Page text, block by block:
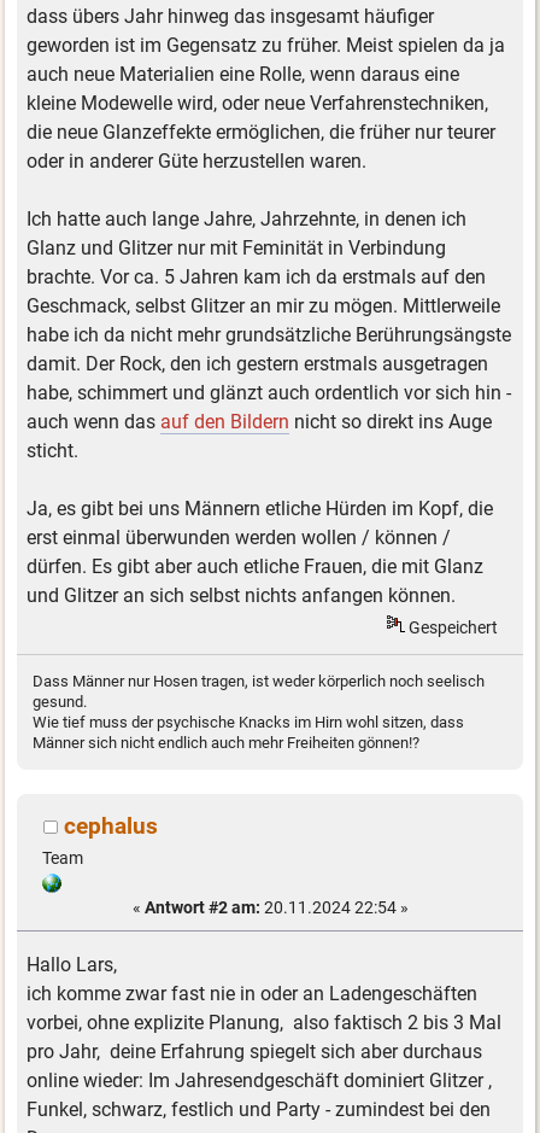
dass übers Jahr hinweg das insgesamt häufiger
geworden ist im Gegensatz zu früher. Meist spielen da ja
auch neue Materialien eine Rolle, wenn daraus eine
kleine Modewelle wird, oder neue Verfahrenstechniken,
die neue Glanzeffekte ermöglichen, die früher nur teurer
oder in anderer Güte herzustellen waren.
Ich hatte auch lange Jahre, Jahrzehnte, in denen ich
Glanz und Glitzer nur mit Feminität in Verbindung
brachte. Vor ca. 5 Jahren kam ich da erstmals auf den
Geschmack, selbst Glitzer an mir zu mögen. Mittlerweile
habe ich da nicht mehr grundsätzliche Berührungsängste
damit. Der Rock, den ich gestern erstmals ausgetragen
habe, schimmert und glänzt auch ordentlich vor sich hin -
auch wenn das auf den Bildern nicht so direkt ins Auge
sticht.
Ja, es gibt bei uns Männern etliche Hürden im Kopf, die
erst einmal überwunden werden wollen / können /
dürfen. Es gibt aber auch etliche Frauen, die mit Glanz
und Glitzer an sich selbst nichts anfangen können.
Gespeichert
Dass Männer nur Hosen tragen, ist weder körperlich noch seelisch
gesund.
Wie tief muss der psychische Knacks im Hirn wohl sitzen, dass
Männer sich nicht endlich auch mehr Freiheiten gönnen!?
cephalus
Team
« Antwort #2 am: 20.11.2024 22:54 »
Hallo Lars,
ich komme zwar fast nie in oder an Ladengeschäften
vorbei, ohne explizite Planung, also faktisch 2 bis 3 Mal
pro Jahr, deine Erfahrung spiegelt sich aber durchaus
online wieder: Im Jahresendgeschäft dominiert Glitzer ,
Funkel, schwarz, festlich und Party - zumindest bei den